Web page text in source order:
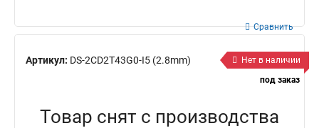
Артикул: DS-2CD2T43G0-I5 (2.8mm)
Сравнить
Нет в наличии
под заказ
Товар снят с производства